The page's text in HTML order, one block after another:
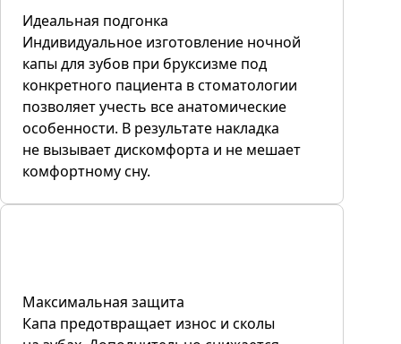
Идеальная подгонка
Индивидуальное изготовление ночной
капы для зубов при бруксизме под
конкретного пациента в стоматологии
позволяет учесть все анатомические
особенности. В результате накладка
не вызывает дискомфорта и не мешает
комфортному сну.
Максимальная защита
Капа предотвращает износ и сколы